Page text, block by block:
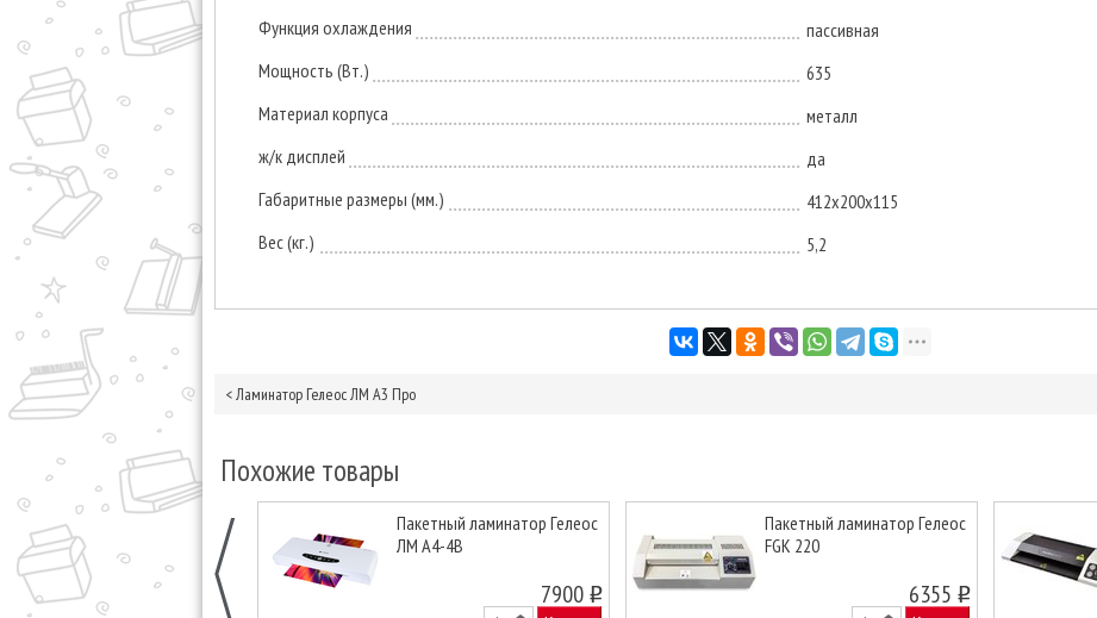
Функция охлаждения
пассивная
Мощность (Вт.)
635
Материал корпуса
металл
ж/к дисплей
да
Габаритные размеры (мм.)
412х200х115
Вес (кг.)
5,2
<Ламинатор Гелеос ЛМ A3 Про
Похожие товары
Пакетный ламинатор Гелеос
ЛМ A4-4В
7900 o
Пакетный ламинатор Гелеос
FGK 220
6355 o
Next